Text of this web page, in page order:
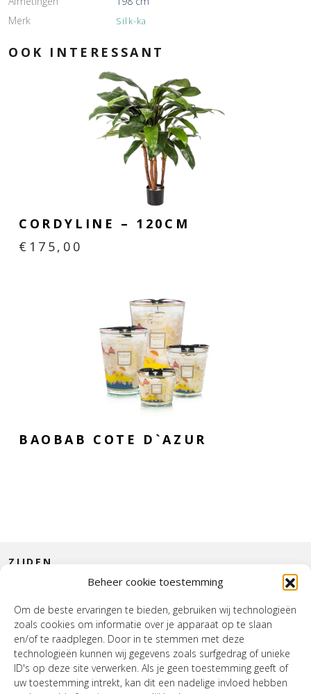
Beheer cookie toestemming
Om de beste ervaringen te bieden, gebruiken wij technologieën
zoals cookies om informatie over je apparaat op te slaan
en/of te raadplegen. Door in te stemmen met deze
technologieën kunnen wij gegevens zoals surfgedrag of unieke
ID's op deze site verwerken. Als je geen toestemming geeft of
uw toestemming intrekt, kan dit een nadelige invloed hebben
Merk
Silk-ka
OOK INTERESSANT
CORDYLINE – 120CM
€ 175,00
BAOBAB COTE D`AZUR
HOUSE OF WURPEL
ZIJDEN
INTERIEUR